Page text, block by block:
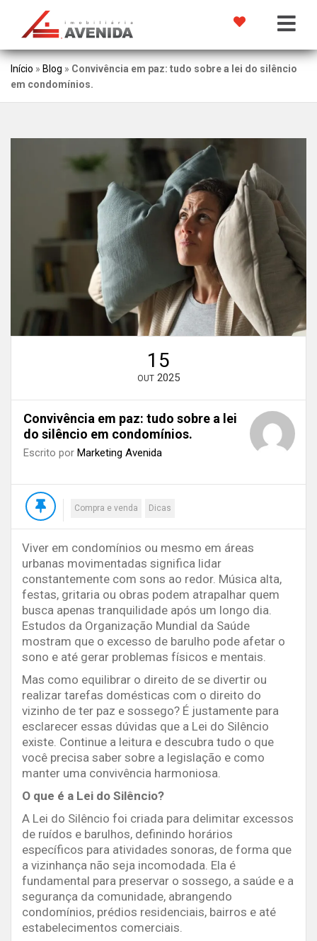
Início » Blog » Convivência em paz: tudo sobre a lei do silêncio
em condomínios.
15
OUT 2025
Convivência em paz: tudo sobre a lei
do silêncio em condomínios.
Escrito por Marketing Avenida
Compra e venda Dicas
Viver em condomínios ou mesmo em áreas
urbanas movimentadas significa lidar
constantemente com sons ao redor. Música alta,
festas, gritaria ou obras podem atrapalhar quem
busca apenas tranquilidade após um longo dia.
Estudos da Organização Mundial da Saúde
mostram que o excesso de barulho pode afetar o
sono e até gerar problemas físicos e mentais.
Mas como equilibrar o direito de se divertir ou
realizar tarefas domésticas com o direito do
vizinho de ter paz e sossego? É justamente para
esclarecer essas dúvidas que a Lei do Silêncio
existe. Continue a leitura e descubra tudo o que
você precisa saber sobre a legislação e como
manter uma convivência harmoniosa.
O que é a Lei do Silêncio?
A Lei do Silêncio foi criada para delimitar excessos
de ruídos e barulhos, definindo horários
específicos para atividades sonoras, de forma que
a vizinhança não seja incomodada. Ela é
fundamental para preservar o sossego, a saúde e a
segurança da comunidade, abrangendo
condomínios, prédios residenciais, bairros e até
estabelecimentos comerciais.